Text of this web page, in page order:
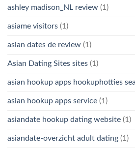
ashley madison_NL review (1)
asiame visitors (1)
asian dates de review (1)
Asian Dating Sites sites (1)
asian hookup apps hookuphotties
asian hookup apps service (1)
asiandate hookup dating website (1)
asiandate-overzicht adult dating (1)